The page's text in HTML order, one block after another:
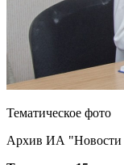
Тематическое фото
Архив ИА "Новости